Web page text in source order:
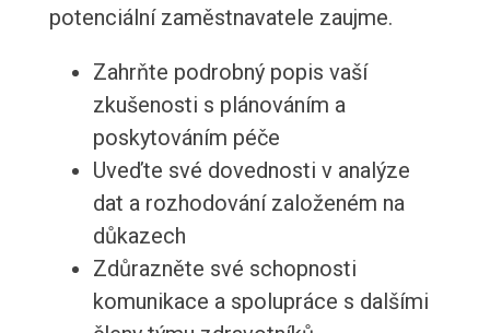
potenciální zaměstnavatele zaujme.
Zahrňte podrobný popis vaší
zkušenosti s plánováním a
poskytováním péče
Uveďte své dovednosti v analýze
dat a rozhodování založeném na
důkazech
Zdůrazněte své schopnosti
komunikace a spolupráce s dalšími